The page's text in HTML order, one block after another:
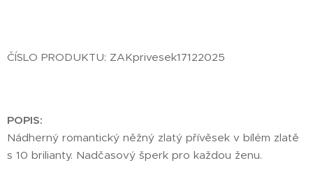
ČÍSLO PRODUKTU: ZAKprivesek17122025
POPIS:
Nádherný romantický něžný zlatý přívěsek v bílém zlatě
s 10 brilianty. Nadčasový šperk pro každou ženu.